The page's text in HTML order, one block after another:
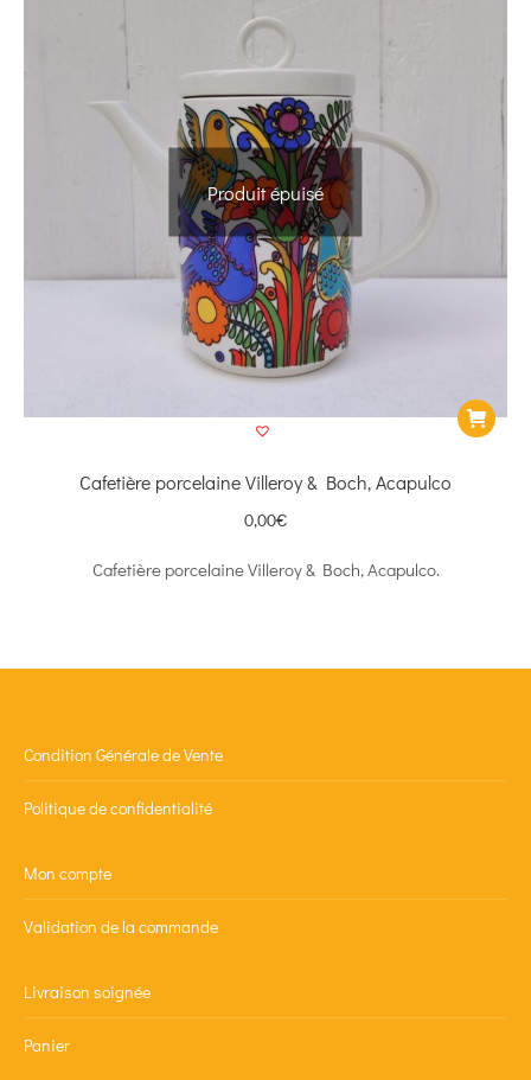
Produit épuisé
Cafetière porcelaine Villeroy & Boch, Acapulco
0,00€
Cafetière porcelaine Villeroy & Boch, Acapulco.
Condition Générale de Vente
Politique de confidentialité
Mon compte
Validation de la commande
Livraison soignée
Panier